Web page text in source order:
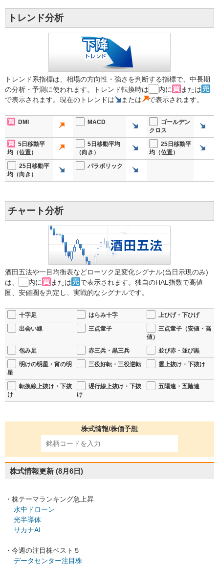
トレンド分析
トレンド系指標は、相場の方向性・強さを判断する指標で、中長期
の分析・予測に使われます。トレンド転換時は
内に
または
で表示されます。現在のトレンドは
または で表示されます。
DMI MACD
ゴールデン
クロス
5日移動平
均（位置）
5日移動平均
（向き）
25日移動平
均（位置）
25日移動平
均（向き）
パラボリック
チャート分析
酒田五法や一目均衡表などローソク足変化シグナル(当日示現のみ)
は、
内に または
で表示されます。独自のHAL指数で高値
圏、安値圏を判定し、実戦的なシグナルです。
十字足 はらみ十字
上ひげ・下ひげ
出会い線
三点童子
三点童子（安値・高
値）
包み足
赤三兵・黒三兵
並び赤・並び黒
明けの明星・宵の明
星
三役好転・三役逆転 雲上抜け・下抜け
転換線上抜け・下抜
け
遅行線上抜け・下抜
け
五陽連・五陰連
株式情報/株価予想
株式情報更新 (8月6日)
・株テーマランキング急上昇
水中ドローン
光半導体
サカナAI
・今週の注目株ベスト５
データセンター注目株